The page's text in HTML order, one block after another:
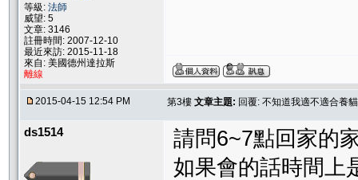
等級: 法師
威望: 5
文章: 3146
註冊時間: 2007-12-10
最近來訪: 2015-11-18
來自: 美國德州達拉斯
離線
2015-04-15 12:54 PM 第3樓 文章主題: 回覆: 不知道我適不適合養
ds1514
請問6~7點回家的
如果會的話時間上